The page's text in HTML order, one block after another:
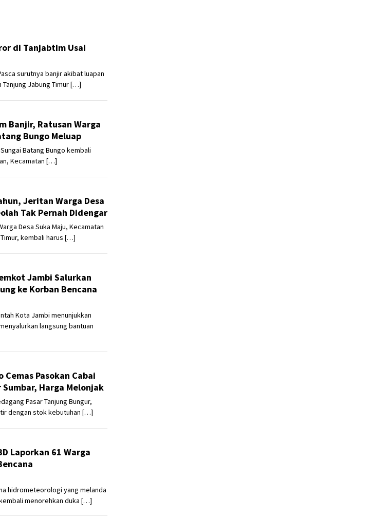
di Tanjabtim Usai
surutnya banjir akibat luapan
Tanjung Jabung Timur […]
Banjir, Ratusan Warga
Bungo Meluap
Sungai Batang Bungo kembali
Kecamatan […]
Jeritan Warga Desa
Tak Pernah Didengar
Desa Suka Maju, Kecamatan
kembali harus […]
Jambi Salurkan
ke Korban Bencana
Kota Jambi menunjukkan
langsung bantuan
Cemas Pasokan Cabai
Harga Melonjak
Pasar Tanjung Bungur,
dengan stok kebutuhan […]
Laporkan 61 Warga
hidrometeorologi yang melanda
menorehkan duka […]